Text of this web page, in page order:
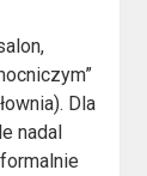
Dla
nadal